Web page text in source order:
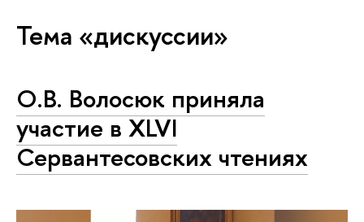
Тема «дискуссии»
О.В. Волосюк приняла
участие в XLVI
Сервантесовских чтениях